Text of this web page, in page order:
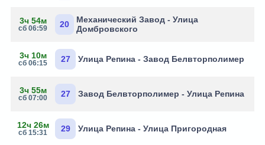
3ч 54м
сб 06:59 20
Механический Завод - Улица
Домбровского
3ч 10м
сб 06:15 27 Улица Репина - Завод Белвторполимер
3ч 55м
сб 07:00 27 Завод Белвторполимер - Улица Репина
12ч 26м
сб 15:31 29 Улица Репина - Улица Пригородная